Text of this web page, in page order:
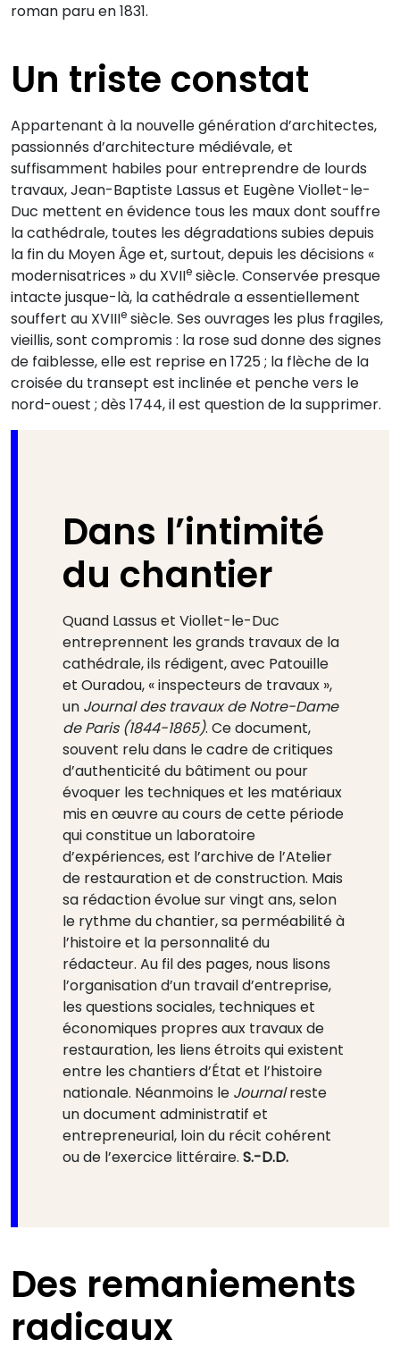
roman paru en 1831.
Un triste constat
Appartenant à la nouvelle génération d’architectes,
passionnés d’architecture médiévale, et
suffisamment habiles pour entreprendre de lourds
travaux, Jean-Baptiste Lassus et Eugène Viollet-le-
Duc mettent en évidence tous les maux dont souffre
la cathédrale, toutes les dégradations subies depuis
la fin du Moyen Âge et, surtout, depuis les décisions «
modernisatrices » du XVIIe siècle. Conservée presque
intacte jusque-là, la cathédrale a essentiellement
souffert au XVIIIe siècle. Ses ouvrages les plus fragiles,
vieillis, sont compromis : la rose sud donne des signes
de faiblesse, elle est reprise en 1725 ; la flèche de la
croisée du transept est inclinée et penche vers le
nord-ouest ; dès 1744, il est question de la supprimer.
Dans l’intimité
du chantier
Quand Lassus et Viollet-le-Duc
entreprennent les grands travaux de la
cathédrale, ils rédigent, avec Patouille
et Ouradou, « inspecteurs de travaux »,
un Journal des travaux de Notre-Dame
de Paris (1844-1865). Ce document,
souvent relu dans le cadre de critiques
d’authenticité du bâtiment ou pour
évoquer les techniques et les matériaux
mis en œuvre au cours de cette période
qui constitue un laboratoire
d’expériences, est l’archive de l’Atelier
de restauration et de construction. Mais
sa rédaction évolue sur vingt ans, selon
le rythme du chantier, sa perméabilité à
l’histoire et la personnalité du
rédacteur. Au fil des pages, nous lisons
l’organisation d’un travail d’entreprise,
les questions sociales, techniques et
économiques propres aux travaux de
restauration, les liens étroits qui existent
entre les chantiers d’État et l’histoire
nationale. Néanmoins le Journalreste
un document administratif et
entrepreneurial, loin du récit cohérent
ou de l’exercice littéraire. S.-D.D.
Des remaniements
radicaux